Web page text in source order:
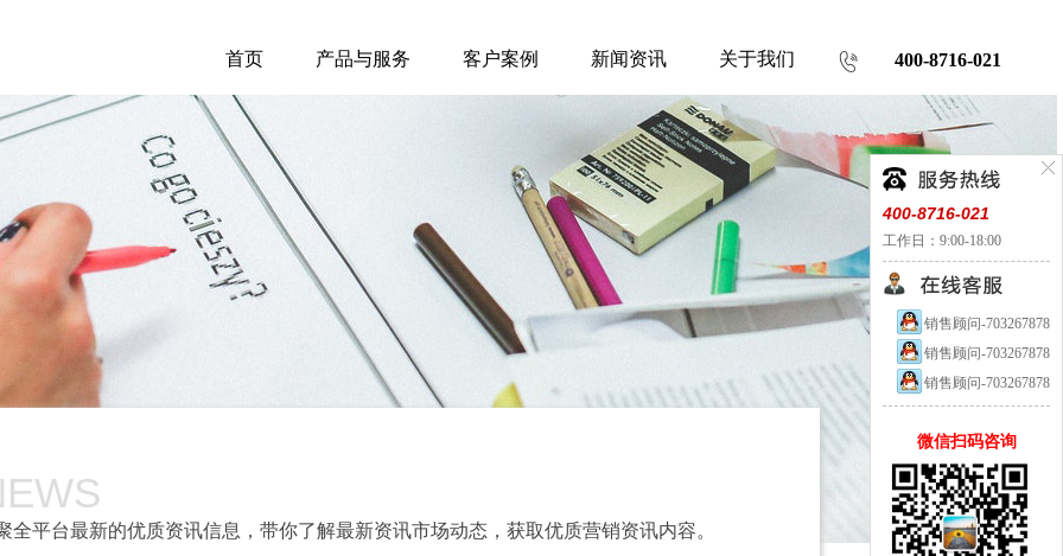
首页 产品与服务 客户案例 新闻资讯 关于我们 400-8716-021
全平台最新的优质资讯信息，带你了解最新资讯市场动态，获取优质营销资讯内容。
400-8716-021
工作日：9:00-18:00
销售顾问-703267878
销售顾问-703267878
销售顾问-703267878
微信扫码咨询